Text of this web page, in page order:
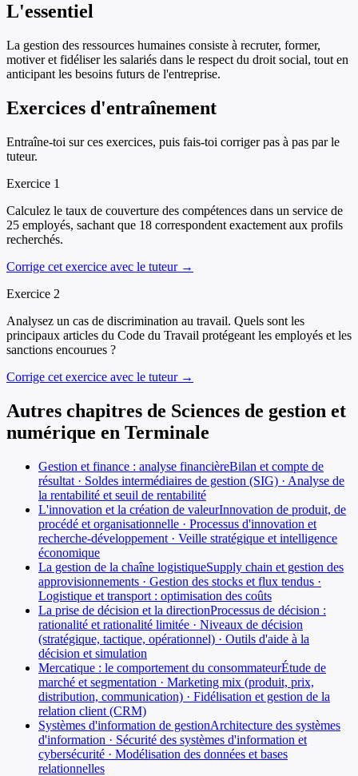
L'essentiel
La gestion des ressources humaines consiste à recruter, former,
motiver et fidéliser les salariés dans le respect du droit social, tout en
anticipant les besoins futurs de l'entreprise.
Exercices d'entraînement
Entraîne-toi sur ces exercices, puis fais-toi corriger pas à pas par le
tuteur.
Exercice 1
Calculez le taux de couverture des compétences dans un service de
25 employés, sachant que 18 correspondent exactement aux profils
recherchés.
Corrige cet exercice avec le tuteur →
Exercice 2
Analysez un cas de discrimination au travail. Quels sont les
principaux articles du Code du Travail protégeant les employés et les
sanctions encourues ?
Corrige cet exercice avec le tuteur →
Autres chapitres de Sciences de gestion et
numérique en Terminale
Gestion et finance : analyse financièreBilan et compte de
résultat · Soldes intermédiaires de gestion (SIG) · Analyse de
la rentabilité et seuil de rentabilité
L'innovation et la création de valeurInnovation de produit, de
procédé et organisationnelle · Processus d'innovation et
recherche-développement · Veille stratégique et intelligence
économique
La gestion de la chaîne logistiqueSupply chain et gestion des
approvisionnements · Gestion des stocks et flux tendus ·
Logistique et transport : optimisation des coûts
La prise de décision et la directionProcessus de décision :
rationalité et rationalité limitée · Niveaux de décision
(stratégique, tactique, opérationnel) · Outils d'aide à la
décision et simulation
Mercatique : le comportement du consommateurÉtude de
marché et segmentation · Marketing mix (produit, prix,
distribution, communication) · Fidélisation et gestion de la
relation client (CRM)
Systèmes d'information de gestionArchitecture des systèmes
d'information · Sécurité des systèmes d'information et
cybersécurité · Modélisation des données et bases
relationnelles